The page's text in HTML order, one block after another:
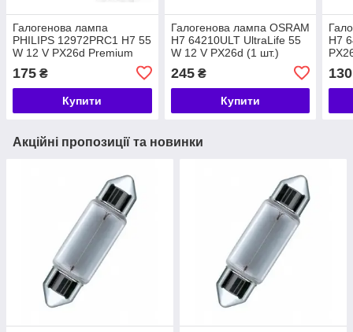
Галогенова лампа
PHILIPS 12972PRC1 H7 55
W 12 V PX26d Premium
175 ₴
Купити
Галогенова лампа OSRAM
H7 64210ULT UltraLife 55
W 12 V PX26d (1 шт.)
245₴
Купити
H7
130
Акційні пропозиції та новинки